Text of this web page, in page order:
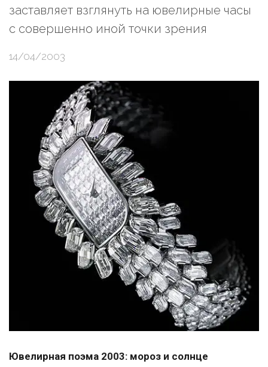
заставляет взглянуть на ювелирные часы
с совершенно иной точки зрения
14/04/2003
Ювелирная поэма 2003: мороз и солнце